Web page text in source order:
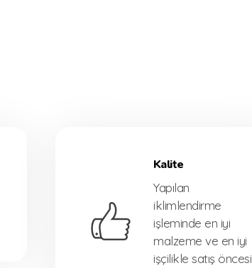
Kalite
Yapılan
iklimlendirme
işleminde en iyi
malzeme ve en iyi
işçilikle satış öncesi